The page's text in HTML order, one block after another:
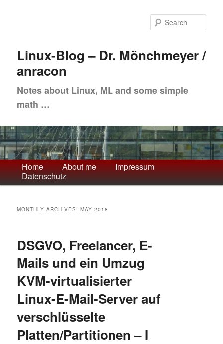
content
contentLinux-Blog – Dr. Mönchmeyer /
anracon
Notes about Linux, ML and some simple
math …
Main
menu
Home About me
Impressum
Datenschutz
MONTHLY ARCHIVES:MAY 2018
DSGVO, Freelancer, E-
Mails und ein Umzug
KVM-virtualisierter
Linux-E-Mail-Server auf
verschlüsselte
Platten/Partitionen – I